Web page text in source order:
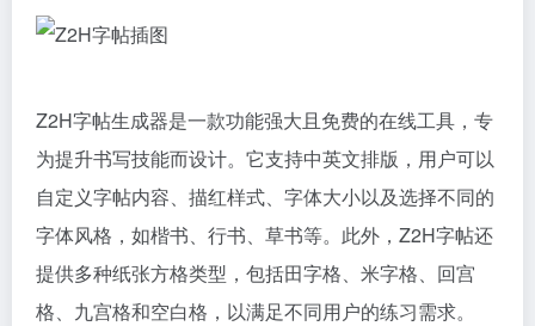
Z2H字帖生成器是一款功能强大且免费的在线工具，专
为提升书写技能而设计。它支持中英文排版，用户可以
自定义字帖内容、描红样式、字体大小以及选择不同的
字体风格，如楷书、行书、草书等。此外，Z2H字帖还
提供多种纸张方格类型，包括田字格、米字格、回宫
格、九宫格和空白格，以满足不同用户的练习需求。